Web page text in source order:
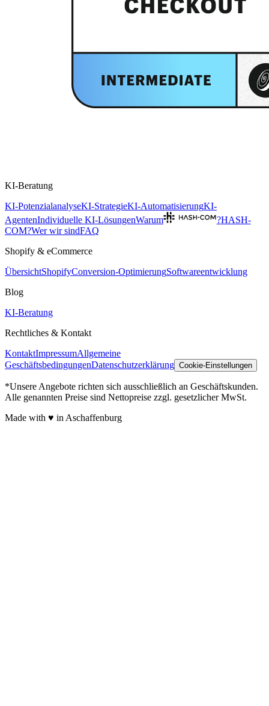
KI-Beratung
KI-PotenzialanalyseKI-StrategieKI-AutomatisierungKI-
AgentenIndividuelle KI-LösungenWarum ?HASH-
COM?Wer wir sindFAQ
Shopify & eCommerce
ÜbersichtShopifyConversion-OptimierungSoftwareentwicklung
Blog
KI-Beratung
Rechtliches & Kontakt
KontaktImpressumAllgemeine
GeschäftsbedingungenDatenschutzerklärung Cookie-Einstellungen
*Unsere Angebote richten sich ausschließlich an Geschäftskunden.
Alle genannten Preise sind Nettopreise zzgl. gesetzlicher MwSt.
Made with ♥ in Aschaffenburg